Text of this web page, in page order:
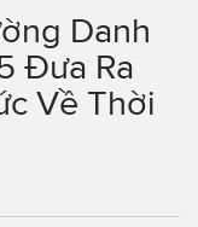
Danh
Đưa Ra
Về Thời